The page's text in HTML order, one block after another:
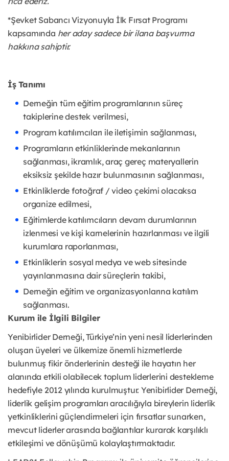
*Şevket Sabancı Vizyonuyla İlk Fırsat Programı
kapsamında her aday sadece bir ilana başvurma
hakkına sahiptir.
İş Tanımı
Derneğin tüm eğitim programlarının süreç
takiplerine destek verilmesi,
Program katılımcıları ile iletişimin sağlanması,
Programların etkinliklerinde mekanlarının
sağlanması, ikramlık, araç gereç materyallerin
eksiksiz şekilde hazır bulunmasının sağlanması,
Etkinliklerde fotoğraf / video çekimi olacaksa
organize edilmesi,
Eğitimlerde katılımcıların devam durumlarının
izlenmesi ve kişi karnelerinin hazırlanması ve ilgili
kurumlara raporlanması,
Etkinliklerin sosyal medya ve web sitesinde
yayınlanmasına dair süreçlerin takibi,
Derneğin eğitim ve organizasyonlarına katılım
sağlanması.
Kurum ile İlgili Bilgiler
Yenibirlider Derneği, Türkiye’nin yeni nesil liderlerinden
oluşan üyeleri ve ülkemize önemli hizmetlerde
bulunmuş fikir önderlerinin desteği ile hayatın her
alanında etkili olabilecek toplum liderlerini destekleme
hedefiyle 2012 yılında kurulmuştur. Yenibirlider Derneği,
liderlik gelişim programları aracılığıyla bireylerin liderlik
yetkinliklerini güçlendirmeleri için fırsatlar sunarken,
mevcut liderler arasında bağlantılar kurarak karşılıklı
etkileşimi ve dönüşümü kolaylaştırmaktadır.